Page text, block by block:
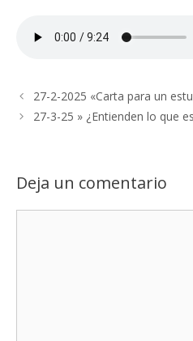
27-2-2025 «Carta para un
27-3-25 » ¿Entienden lo que
Deja un comentario